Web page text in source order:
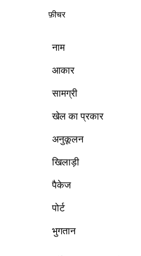
फ़ीचर
नाम
आकार
सामग्री
खेल का प्रकार
अनुकूलन
खिलाड़ी
पैकेज
पोर्ट
भुगतान